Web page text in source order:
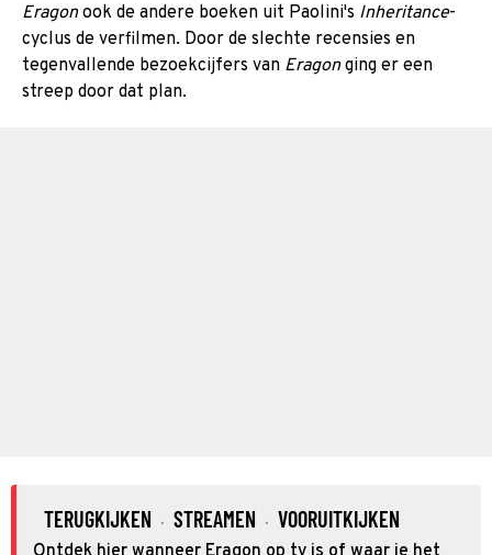
Eragonook de andere boeken uit Paolini's Inheritance-
cyclus de verfilmen. Door de slechte recensies en
tegenvallende bezoekcijfers van Eragonging er een
streep door dat plan.
TERUGKIJKEN · STREAMEN · VOORUITKIJKEN